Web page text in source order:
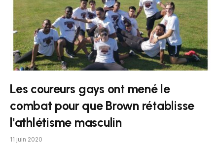
Les coureurs gays ont mené le
combat pour que Brown rétablisse
l'athlétisme masculin
11 juin 2020